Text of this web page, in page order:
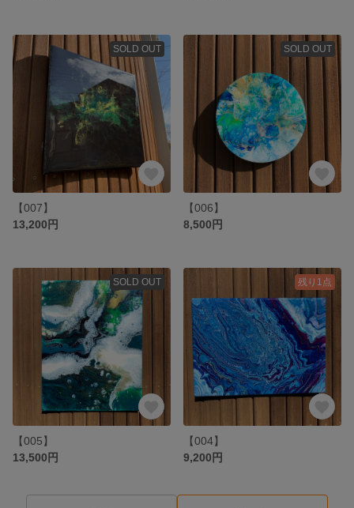
SOLD OUT
【007】
13,200円
SOLD OUT
【006】
8,500円
SOLD OUT
【005】
13,500円
残り1点
【004】
9,200円